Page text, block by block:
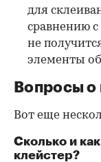
для
сравнению
не
элементы
Вопросы о
Вот еще
Сколько и
клейстер?